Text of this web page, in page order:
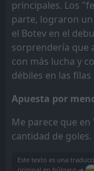
principales. Los
parte, lograron
el Botev en el
sorprendería que
con más lucha y
débiles en las filas
Apuesta por
Me parece que
cantidad de goles.
Este texto es una